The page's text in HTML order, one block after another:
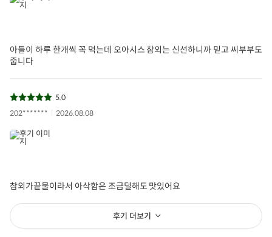
참외
상품필수정보 이미지
아들이 하루 한개씩 꼭 먹는데 오아시스 참외는 신선하니까 믿고 씨부부도
줍니다
5.0
202*******
2026.08.08
참외가끝물이라서 아삭함은 조금덜해도 맛있어요
후기 더보기